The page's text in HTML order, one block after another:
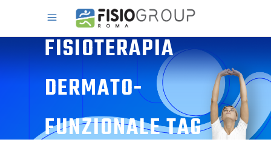
FISIOTERAPIA
DERMATO-
FUNZIONALE TAG